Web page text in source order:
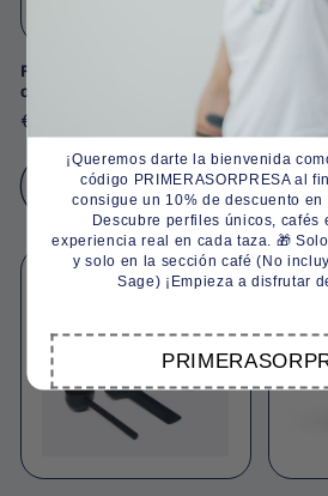
Filtro Cafec Abaca+
cónicos 100 unidades
Regular
price
€9,00
Add to cart
price
10% de
primera
¡Queremos darte la bienvenida
código PRIMERASORPRESA al
consigue un 10% de descuento en
Descubre perfiles únicos, cafés
experiencia real en cada taza. 🎁
y solo en la sección café (No
Sage) ¡Empieza a disfrutar